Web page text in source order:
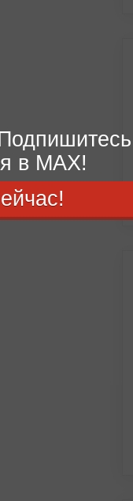
в MAX!